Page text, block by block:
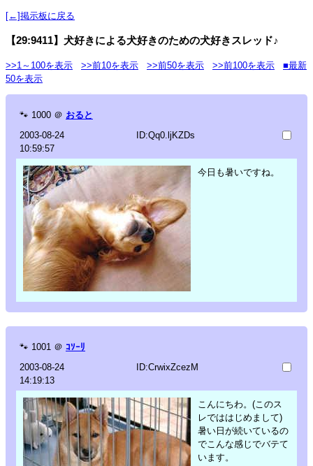
[←]掲示板に戻る
【29:9411】犬好きによる犬好きのための犬好きスレッド♪
>>1～100を表示 >>前10を表示 >>前50を表示 >>前100を表示
■最新
50を表示
🐾 1000 ＠ おると
2003-08-24
10:59:57
ID:Qq0.ljKZDs
今日も暑いですね。
🐾 1001 ＠ ｺｿｰﾘ
2003-08-24
14:19:13
ID:CrwixZcezM
こんにちわ。(このス
レでははじめまして)
暑い日が続いているの
でこんな感じでバテて
います。